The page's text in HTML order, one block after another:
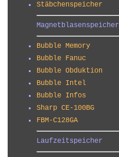
Stäbchenspeicher
Magnetblasenspeicher
Bubble Memory
Bubble Fanuc
Bubble Obduktion
Bubble Intel
Bubble Infos
Sharp CE-100BG
FBM-C128GA
Laufzeitspeicher